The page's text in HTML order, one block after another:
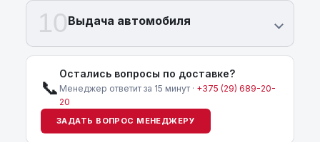
10Выдача автомобиля
📞
Остались вопросы по доставке?
Менеджер ответит за 15 минут · +375 (29) 689-20-
20
ЗАДАТЬ ВОПРОС МЕНЕДЖЕРУ